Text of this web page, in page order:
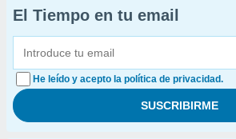
El Tiempo en tu email
He leído y acepto la política de privacidad.